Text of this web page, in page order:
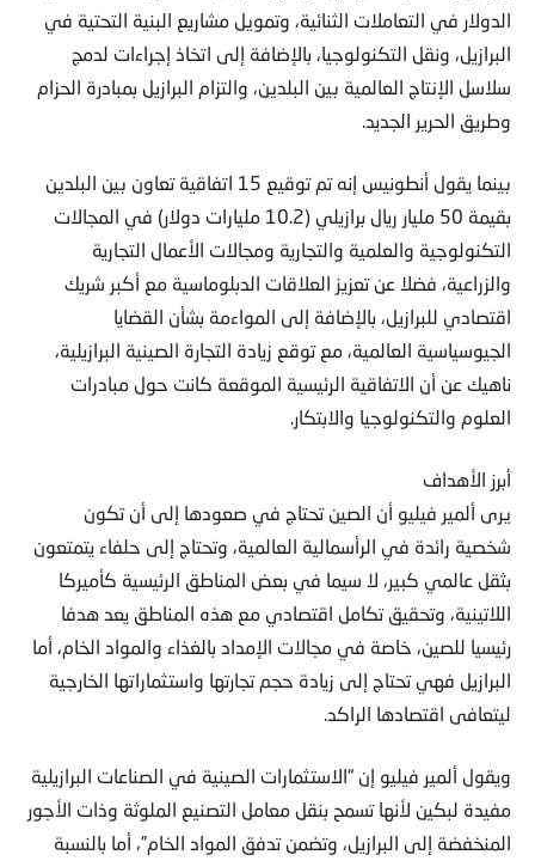
الدولار في التعاملات الثنائية، وتمويل مشاريع البنية التحتية في
البرازيل، ونقل التكنولوجيا، بالإضافة إلى اتخاذ إجراءات لدمج
سلاسل الإنتاج العالمية بين البلدين، والتزام البرازيل بمبادرة الحزام
وطريق الحرير الجديد.
بينما يقول أنطونيس إنه تم توقيع 15 اتفاقية تعاون بين البلدين
بقيمة 50 مليار ريال برازيلي (10.2 مليارات دولار) في المجالات
التكنولوجية والعلمية والتجارية ومجالات الأعمال التجارية
والزراعية، فضلا عن تعزيز العلاقات الدبلوماسية مع أكبر شريك
اقتصادي للبرازيل، بالإضافة إلى المواءمة بشأن القضايا
الجيوسياسية العالمية، مع توقع زيادة التجارة الصينية البرازيلية،
ناهيك عن أن الاتفاقية الرئيسية الموقعة كانت حول مبادرات
العلوم والتكنولوجيا والابتكار.
أبرز الأهداف
يرى ألمير فيليو أن الصين تحتاج في صعودها إلى أن تكون
شخصية رائدة في الرأسمالية العالمية، وتحتاج إلى حلفاء يتمتعون
بثقل عالمي كبير، لا سيما في بعض المناطق الرئيسية كأميركا
اللاتينية، وتحقيق تكامل اقتصادي مع هذه المناطق يعد هدفا
رئيسيا للصين، خاصة في مجالات الإمداد بالغذاء والمواد الخام، أما
البرازيل فهي تحتاج إلى زيادة حجم تجارتها واستثماراتها الخارجية
ليتعافى اقتصادها الراكد.
ويقول ألمير فيليو إن “الاستثمارات الصينية في الصناعات البرازيلية
مفيدة لبكين لأنها تسمح بنقل معامل التصنيع الملوثة وذات الأجور
المنخفضة إلى البرازيل، وتضمن تدفق المواد الخام”، أما بالنسبة